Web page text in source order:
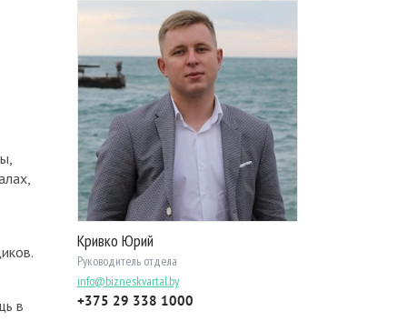
в
Кривко Юрий
Руководитель отдела
info@bizneskvartal.by
+375 29 338 1000